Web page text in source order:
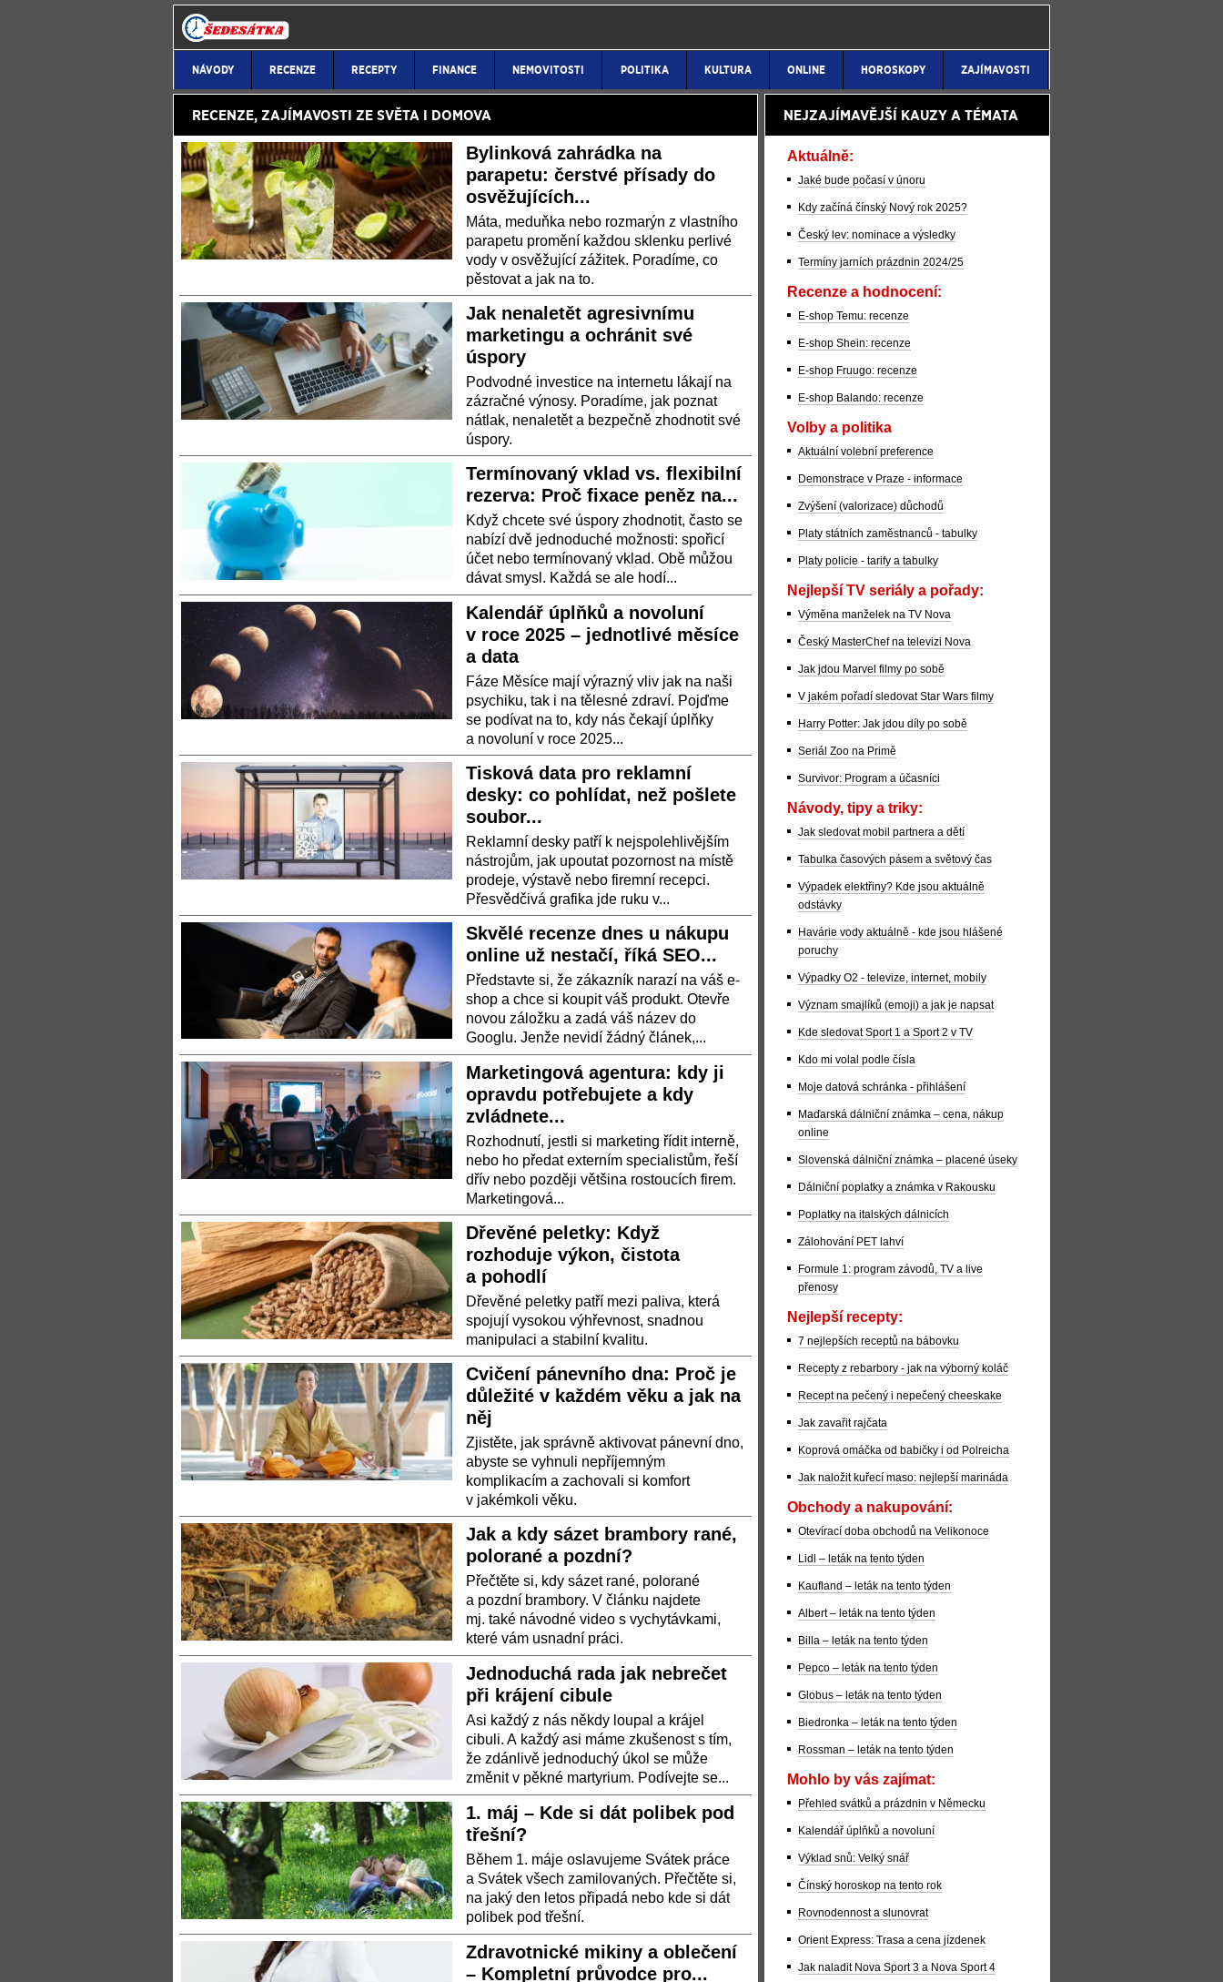
NÁVODY RECENZE RECEPTY FINANCE NEMOVITOSTI POLITIKA KULTURA ONLINE HOROSKOPY ZAJÍMAVOSTI
RECENZE,ZAJÍMAVOSTI ZE SVĚTA I DOMOVA
Bylinková zahrádka na
parapetu: čerstvé přísady do
osvěžujících...
Máta, meduňka nebo rozmarýn z vlastního
parapetu promění každou sklenku perlivé
vody v osvěžující zážitek. Poradíme, co
pěstovat a jak na to.
Jak nenaletět agresivnímu
marketingu a ochránit své
úspory
Podvodné investice na internetu lákají na
zázračné výnosy. Poradíme, jak poznat
nátlak, nenaletět a bezpečně zhodnotit své
úspory.
Termínovaný vklad vs. flexibilní
rezerva: Proč fixace peněz na...
Když chcete své úspory zhodnotit, často se
nabízí dvě jednoduché možnosti: spořicí
účet nebo termínovaný vklad. Obě můžou
dávat smysl. Každá se ale hodí...
Kalendář úplňků a novoluní
v roce 2025 – jednotlivé měsíce
a data
Fáze Měsíce mají výrazný vliv jak na naši
psychiku, tak i na tělesné zdraví. Pojďme
se podívat na to, kdy nás čekají úplňky
a novoluní v roce 2025...
Tisková data pro reklamní
desky: co pohlídat, než pošlete
soubor...
Reklamní desky patří k nejspolehlivějším
nástrojům, jak upoutat pozornost na místě
prodeje, výstavě nebo firemní recepci.
Přesvědčivá grafika jde ruku v...
Skvělé recenze dnes u nákupu
online už nestačí, říká SEO...
Představte si, že zákazník narazí na váš e-
shop a chce si koupit váš produkt. Otevře
novou záložku a zadá váš název do
Googlu. Jenže nevidí žádný článek,...
Marketingová agentura: kdy ji
opravdu potřebujete a kdy
zvládnete...
Rozhodnutí, jestli si marketing řídit interně,
nebo ho předat externím specialistům, řeší
dřív nebo později většina rostoucích firem.
Marketingová...
Dřevěné peletky: Když
rozhoduje výkon, čistota
a pohodlí
Dřevěné peletky patří mezi paliva, která
spojují vysokou výhřevnost, snadnou
manipulaci a stabilní kvalitu.
Cvičení pánevního dna: Proč je
důležité v každém věku a jak na
něj
Zjistěte, jak správně aktivovat pánevní dno,
abyste se vyhnuli nepříjemným
komplikacím a zachovali si komfort
v jakémkoli věku.
Jak a kdy sázet brambory rané,
polorané a pozdní?
Přečtěte si, kdy sázet rané, polorané
a pozdní brambory. V článku najdete
mj. také návodné video s vychytávkami,
které vám usnadní práci.
Jednoduchá rada jak nebrečet
při krájení cibule
Asi každý z nás někdy loupal a krájel
cibuli. A každý asi máme zkušenost s tím,
že zdánlivě jednoduchý úkol se může
změnit v pěkné martyrium. Podívejte se...
1. máj – Kde si dát polibek pod
třešní?
Během 1. máje oslavujeme Svátek práce
a Svátek všech zamilovaných. Přečtěte si,
na jaký den letos připadá nebo kde si dát
polibek pod třešní.
Zdravotnické mikiny a oblečení
– Kompletní průvodce pro...
NEJZAJÍMAVĚJŠÍ KAUZY A TÉMATA
Aktuálně:
Jaké bude počasí v únoru
Kdy začíná čínský Nový rok 2025?
Český lev: nominace a výsledky
Termíny jarních prázdnin 2024/25
Recenze a hodnocení:
E-shop Temu: recenze
E-shop Shein: recenze
E-shop Fruugo: recenze
E-shop Balando: recenze
Volby a politika
Aktuální volební preference
Demonstrace v Praze - informace
Zvýšení (valorizace) důchodů
Platy státních zaměstnanců - tabulky
Platy policie - tarify a tabulky
Nejlepší TV seriály a pořady:
Výměna manželek na TV Nova
Český MasterChef na televizi Nova
Jak jdou Marvel filmy po sobě
V jakém pořadí sledovat Star Wars filmy
Harry Potter: Jak jdou díly po sobě
Seriál Zoo na Primě
Survivor: Program a účasníci
Návody, tipy a triky:
Jak sledovat mobil partnera a dětí
Tabulka časových pásem a světový čas
Výpadek elektřiny? Kde jsou aktuálně
odstávky
Havárie vody aktuálně - kde jsou hlášené
poruchy
Výpadky O2 - televize, internet, mobily
Význam smajlíků (emoji) a jak je napsat
Kde sledovat Sport 1 a Sport 2 v TV
Kdo mi volal podle čísla
Moje datová schránka - přihlášení
Maďarská dálniční známka – cena, nákup
online
Slovenská dálniční známka – placené úseky
Dálniční poplatky a známka v Rakousku
Poplatky na italských dálnicích
Zálohování PET lahví
Formule 1: program závodů, TV a live
přenosy
Nejlepší recepty:
7 nejlepších receptů na bábovku
Recepty z rebarbory - jak na výborný koláč
Recept na pečený i nepečený cheeskake
Jak zavařit rajčata
Koprová omáčka od babičky i od Polreicha
Jak naložit kuřecí maso: nejlepší marináda
Obchody a nakupování:
Otevírací doba obchodů na Velikonoce
Lidl – leták na tento týden
Kaufland – leták na tento týden
Albert – leták na tento týden
Billa – leták na tento týden
Pepco – leták na tento týden
Globus – leták na tento týden
Biedronka – leták na tento týden
Rossman – leták na tento týden
Mohlo by vás zajímat:
Přehled svátků a prázdnin v Německu
Kalendář úplňků a novoluní
Výklad snů: Velký snář
Čínský horoskop na tento rok
Rovnodennost a slunovrat
Orient Express: Trasa a cena jízdenek
Jak naladit Nova Sport 3 a Nova Sport 4